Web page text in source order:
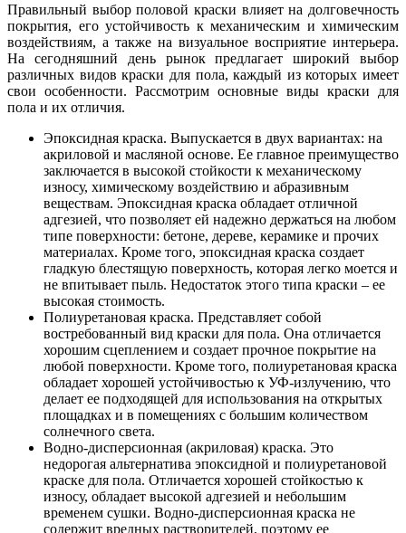
Правильный выбор половой краски влияет на долговечность
покрытия, его устойчивость к механическим и химическим
воздействиям, а также на визуальное восприятие интерьера.
На сегодняшний день рынок предлагает широкий выбор
различных видов краски для пола, каждый из которых имеет
свои особенности. Рассмотрим основные виды краски для
пола и их отличия.
Эпоксидная краска. Выпускается в двух вариантах: на
акриловой и масляной основе. Ее главное преимущество
заключается в высокой стойкости к механическому
износу, химическому воздействию и абразивным
веществам. Эпоксидная краска обладает отличной
адгезией, что позволяет ей надежно держаться на любом
типе поверхности: бетоне, дереве, керамике и прочих
материалах. Кроме того, эпоксидная краска создает
гладкую блестящую поверхность, которая легко моется и
не впитывает пыль. Недостаток этого типа краски – ее
высокая стоимость.
Полиуретановая краска. Представляет собой
востребованный вид краски для пола. Она отличается
хорошим сцеплением и создает прочное покрытие на
любой поверхности. Кроме того, полиуретановая краска
обладает хорошей устойчивостью к УФ-излучению, что
делает ее подходящей для использования на открытых
площадках и в помещениях с большим количеством
солнечного света.
Водно-дисперсионная (акриловая) краска. Это
недорогая альтернатива эпоксидной и полиуретановой
краске для пола. Отличается хорошей стойкостью к
износу, обладает высокой адгезией и небольшим
временем сушки. Водно-дисперсионная краска не
содержит вредных растворителей, поэтому ее